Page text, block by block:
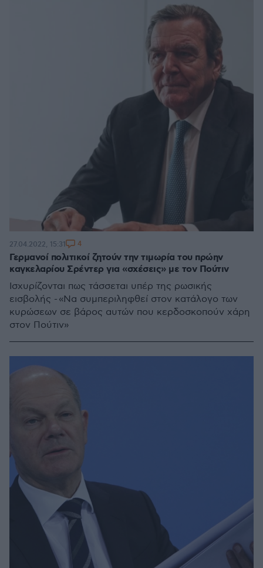
Γερμανοί πολιτικοί ζητούν την τιμωρία του πρώην
καγκελαρίου Σρέντερ για «σχέσεις» με τον Πούτιν
Ισχυρίζονται πως τάσσεται υπέρ της ρωσικής
εισβολής - «Να συμπεριληφθεί στον κατάλογο των
κυρώσεων σε βάρος αυτών που κερδοσκοπούν χάρη
στον Πούτιν»
27.04.2022, 15:31 4